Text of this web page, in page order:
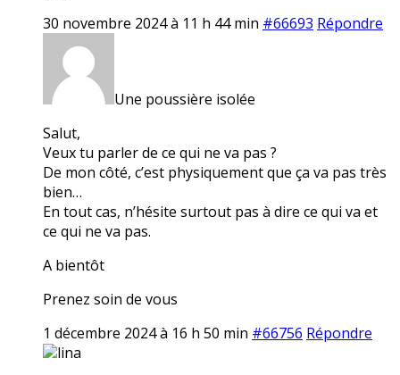
30 novembre 2024 à 11 h 44 min #66693 Répondre
Une poussière isolée
Salut,
Veux tu parler de ce qui ne va pas ?
De mon côté, c’est physiquement que ça va pas très
bien…
En tout cas, n’hésite surtout pas à dire ce qui va et
ce qui ne va pas.
A bientôt
Prenez soin de vous
1 décembre 2024 à 16 h 50 min #66756 Répondre
lina